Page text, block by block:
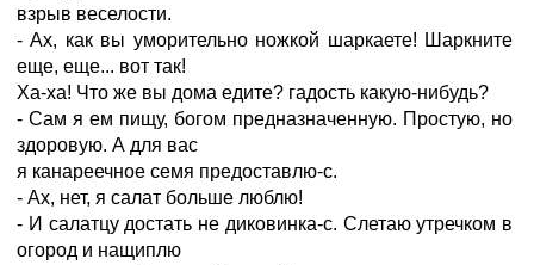
взрыв веселости.
- Ах, как вы уморительно ножкой шаркаете! Шаркните
еще, еще... вот так!
Ха-ха! Что же вы дома едите? гадость какую-нибудь?
- Сам я ем пищу, богом предназначенную. Простую, но
здоровую. А для вас
я канареечное семя предоставлю-с.
- Ах, нет, я салат больше люблю!
- И салатцу достать не диковинка-с. Слетаю утречком в
огород и нащиплю